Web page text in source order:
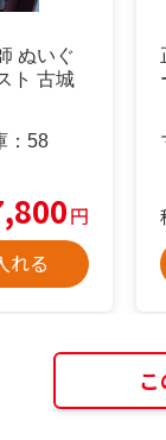
ぬいぐ
ト 古城
58
円
れる